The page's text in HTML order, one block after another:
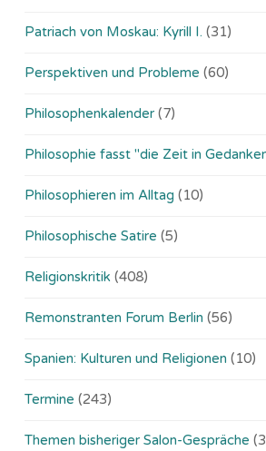
Patriach von Moskau: Kyrill I. (31)
Perspektiven und Probleme (60)
Philosophenkalender (7)
Philosophie fasst "die Zeit in
Philosophieren im Alltag (10)
Philosophische Satire (5)
Religionskritik (408)
Remonstranten Forum Berlin (56)
Spanien: Kulturen und Religionen (10)
Termine (243)
Themen bisheriger Salon-Gespräche